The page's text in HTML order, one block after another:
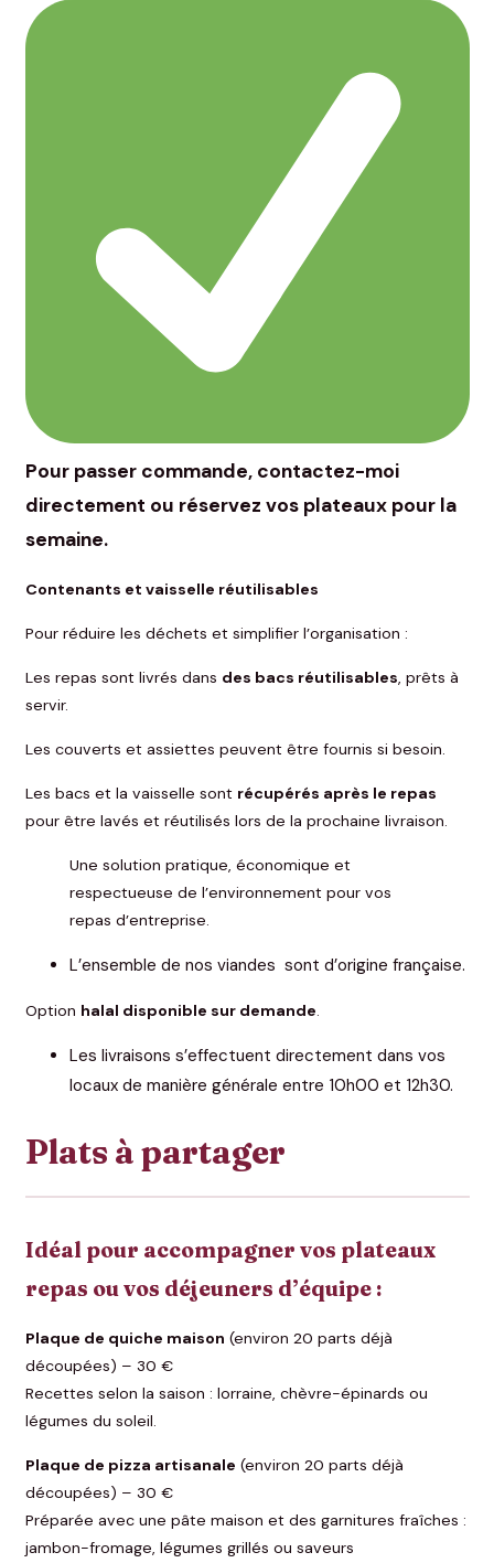
Pour passer commande, contactez-moi
directement ou réservez vos plateaux pour la
semaine.
Contenants et vaisselle réutilisables
Pour réduire les déchets et simplifier l’organisation :
Les repas sont livrés dans des bacs réutilisables, prêts à
servir.
Les couverts et assiettes peuvent être fournis si besoin.
Les bacs et la vaisselle sont récupérés après le repas
pour être lavés et réutilisés lors de la prochaine livraison.
Une solution pratique, économique et
respectueuse de l’environnement pour vos
repas d’entreprise.
L’ensemble de nos viandes sont d’origine française.
Option halal disponible sur demande.
Les livraisons s’effectuent directement dans vos
locaux de manière générale entre 10h00 et 12h30.
Plats à partager
Idéal pour accompagner vos plateaux
repas ou vos déjeuners d’équipe :
Plaque de quiche maison (environ 20 parts déjà
découpées) – 30 €
Recettes selon la saison : lorraine, chèvre-épinards ou
légumes du soleil.
Plaque de pizza artisanale (environ 20 parts déjà
découpées) – 30 €
Préparée avec une pâte maison et des garnitures fraîches :
jambon-fromage, légumes grillés ou saveurs